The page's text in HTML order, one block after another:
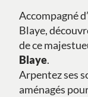
Accompagné
Blaye,
de ce
Blaye.
Arpentez ses
aménagés